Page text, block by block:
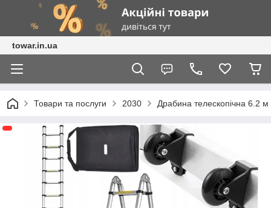
towar.in.ua
Товари та послуги 2030 Драбина телескопічна